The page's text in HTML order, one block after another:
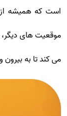
است که همیشه
موقعیت های دیگر،
می کند تا به